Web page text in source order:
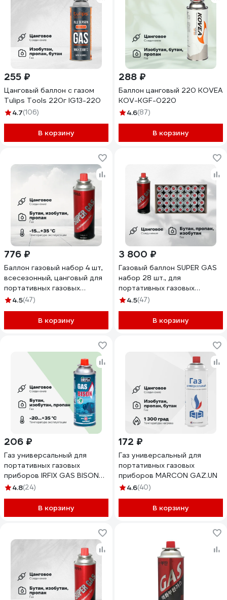
255 ₽
Цанговый баллон с газом
Tulips Tools 220г IG13-220
4.7(106)
В корзину
288 ₽
Баллон цанговый 220 KOVEA
KOV-KGF-0220
4.6(87)
В корзину
776 ₽
Баллон газовый набор 4 шт,
всесезонный, цанговый для
портативных газовых
приборов SUPER GAS
4.5(47)
В корзину
3 800 ₽
Газовый баллон SUPER GAS
набор 28 шт., для
портативных газовых
приборов, всесезонный,
арт. 2711139728
4.5(47)
В корзину
206 ₽
Газ универсальный для
портативных газовых
приборов IRFIX GAS BISON
всесезоный 10601
4.8(24)
В корзину
172 ₽
Газ универсальный для
портативных газовых
приборов MARCON GAZ.UN
4.6(40)
В корзину